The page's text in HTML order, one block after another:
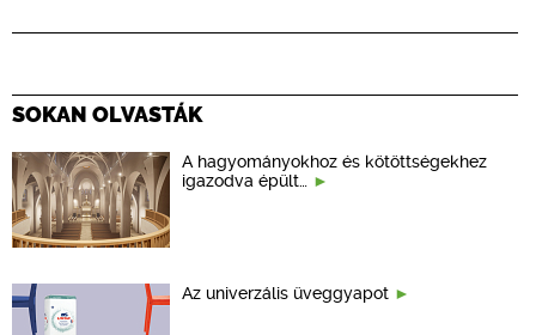
SOKAN OLVASTÁK
A hagyományokhoz és kötöttségekhez
igazodva épült…
Az univerzális üveggyapot